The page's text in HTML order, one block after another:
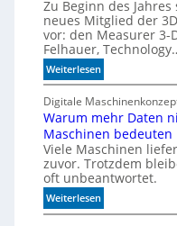
A
i
s
i
o
n
f
ü
r
d
i
e
K
I
-
Zu Beginn des
neues Mitglied der
vor: den Measurer 3-
Felhauer,
Weiterlesen:
U
n
b
e
g
r
e
n
z
Digitale
Warum mehr Daten
Maschinen bedeuten
Viele Maschinen
zuvor. Trotzdem
oft unbeantwortet.
Weiterlesen:
W